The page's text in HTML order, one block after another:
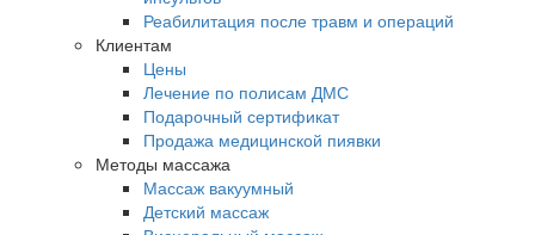
Реабилитация после травм и операций
Клиентам
Цены
Лечение по полисам ДМС
Подарочный сертификат
Продажа медицинской пиявки
Методы массажа
Массаж вакуумный
Детский массаж